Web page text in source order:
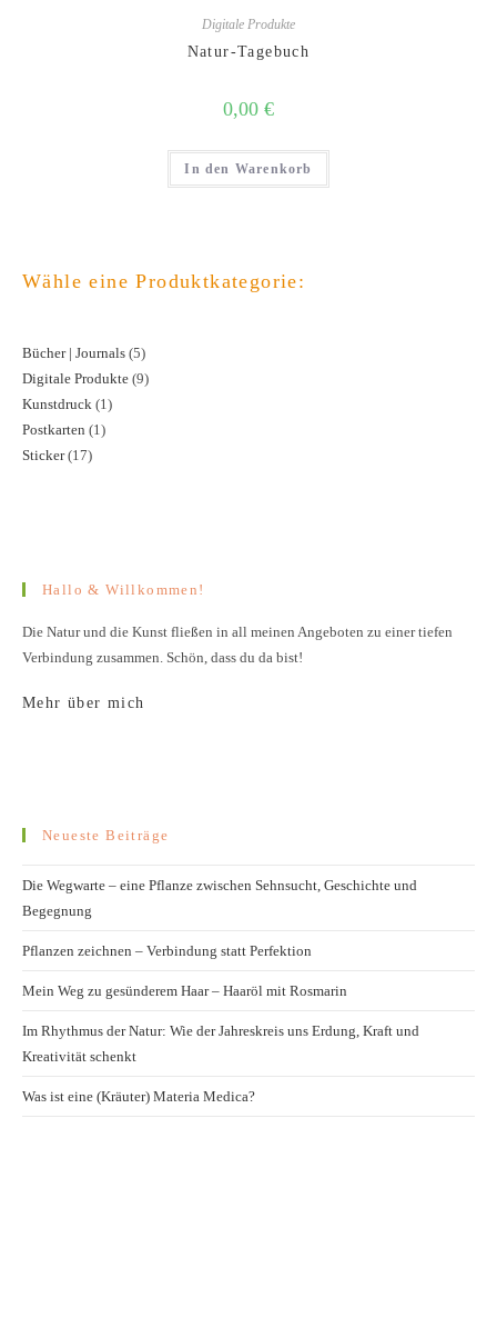
Digitale Produkte
Natur-Tagebuch
0,00 €
In den Warenkorb
Wähle eine Produktkategorie:
Bücher | Journals 55
Produkte
Digitale Produkte 99
Kunstdruck 11
Postkarten 11
Sticker 1717
Hallo & Willkommen!
Die Natur und die Kunst fließen in all meinen Angeboten zu einer tiefen
Verbindung zusammen. Schön, dass du da bist!
Mehr über mich
Neueste Beiträge
Die Wegwarte – eine Pflanze zwischen Sehnsucht, Geschichte und
Begegnung
Pflanzen zeichnen – Verbindung statt Perfektion
Mein Weg zu gesünderem Haar – Haaröl mit Rosmarin
Im Rhythmus der Natur: Wie der Jahreskreis uns Erdung, Kraft und
Kreativität schenkt
Was ist eine (Kräuter) Materia Medica?